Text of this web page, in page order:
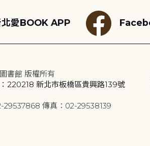
北愛BOOK APP
書館 版權所有
220218 新北市板橋區貴興路139號
29537868 傳真：02-29538139